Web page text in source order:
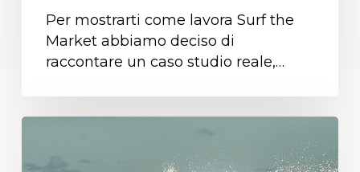
Per mostrarti come lavora Surf the
Market abbiamo deciso di
raccontare un caso studio reale,…
Surf